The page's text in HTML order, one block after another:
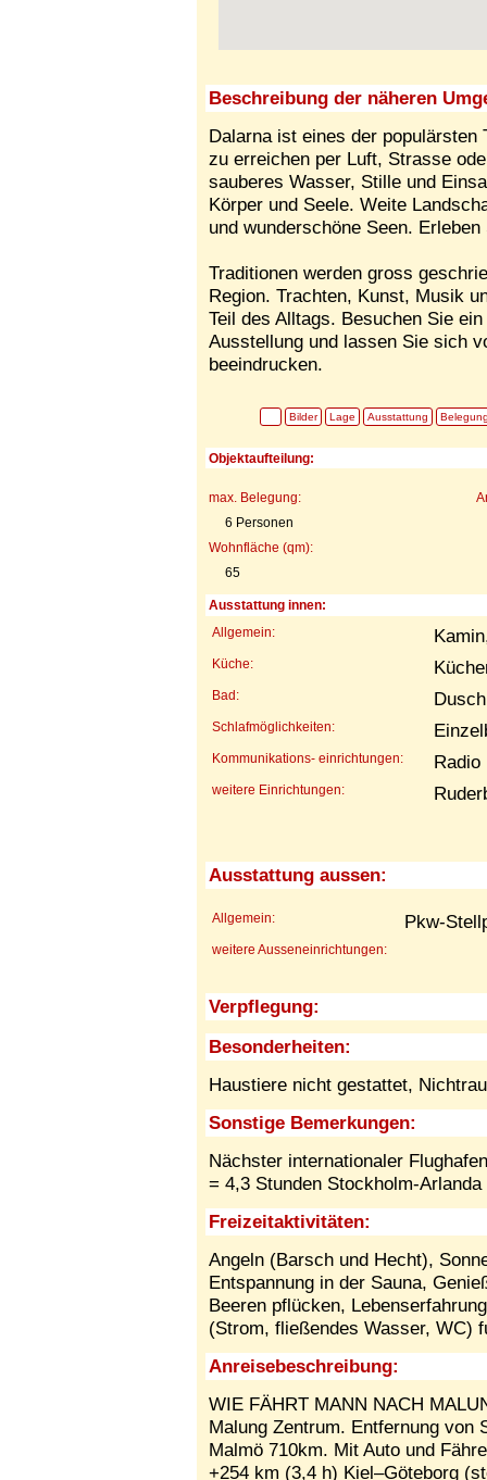
Beschreibung der näheren
Dalarna ist eines der populärsten
zu erreichen per Luft, Strasse
sauberes Wasser, Stille und
Körper und Seele. Weite
und wunderschöne Seen.
Traditionen werden gross
Region. Trachten, Kunst, Musik
Teil des Alltags. Besuchen Sie
Ausstellung und lassen Sie sich
beeindrucken.
Bilder Lage Ausstattung
Objektaufteilung:
max. Belegung:
6 Personen
Wohnfläche (qm):
65
Ausstattung innen:
Allgemein:
Küche:
Bad:
Schlafmöglichkeiten:
Kommunikations- einrichtungen: Radio
weitere Einrichtungen:
Ausstattung aussen:
Allgemein: Pkw-
weitere Ausseneinrichtungen:
Verpflegung:
Besonderheiten:
Haustiere nicht gestattet,
Sonstige Bemerkungen:
Nächster internationaler
= 4,3 Stunden Stockholm-
Freizeitaktivitäten:
Angeln (Barsch und Hecht),
Entspannung in der Sauna,
Beeren pflücken,
(Strom, fließendes Wasser, WC)
Anreisebeschreibung:
WIE FÄHRT MANN NACH
Malung Zentrum. Entfernung von
Malmö 710km. Mit Auto und
+254 km (3,4 h) Kiel–Göteborg